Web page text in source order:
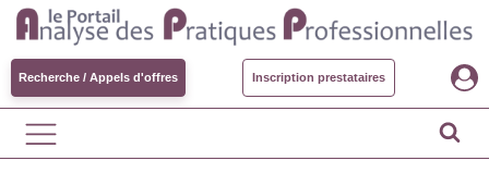
Recherche / Appels d'offres Inscription prestataires